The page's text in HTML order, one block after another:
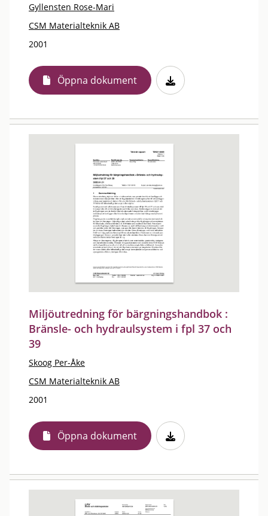
Gyllensten Rose-Mari
CSM Materialteknik AB
2001
Öppna dokument
Miljöutredning för bärgningshandbok :
Bränsle- och hydraulsystem i fpl 37 och
39
Skoog Per-Åke
CSM Materialteknik AB
2001
Öppna dokument